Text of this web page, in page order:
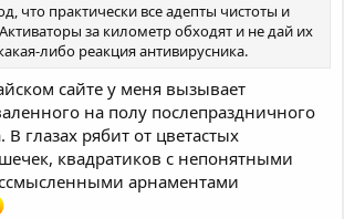
что практически все адепты чистоты и
за километр обходят и не дай их
либо реакция антивирусника.
сайте у меня вызывает
на полу послепраздничного
глазах рябит от цветастых
квадратиков с непонятными
арнаментами